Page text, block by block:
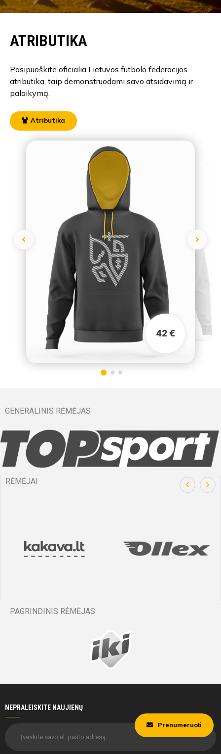
42 €
ATRIBUTIKA
Pasipuoškite oficialia Lietuvos futbolo federacijos
atributika, taip demonstruodami savo atsidavimą ir
palaikymą.
Atributika
GENERALINIS RĖMĖJAS
RĖMĖJAI
PAGRINDINIS RĖMĖJAS
NEPRALEISKITE NAUJIENŲ
Prenumeruoti